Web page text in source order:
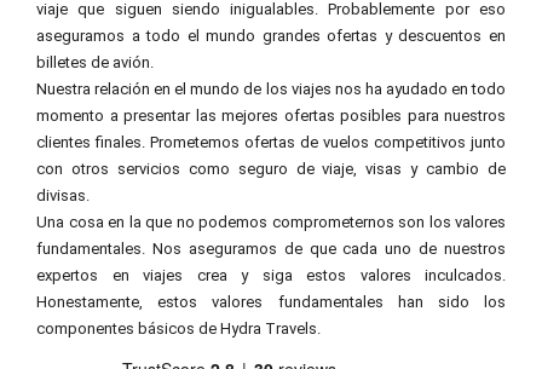
viaje que siguen siendo inigualables. Probablemente por eso
aseguramos a todo el mundo grandes ofertas y descuentos en
billetes de avión.
Nuestra relación en el mundo de los viajes nos ha ayudado en todo
momento a presentar las mejores ofertas posibles para nuestros
clientes finales. Prometemos ofertas de vuelos competitivos junto
con otros servicios como seguro de viaje, visas y cambio de
divisas.
Una cosa en la que no podemos comprometernos son los valores
fundamentales. Nos aseguramos de que cada uno de nuestros
expertos en viajes crea y siga estos valores inculcados.
Honestamente, estos valores fundamentales han sido los
componentes básicos de Hydra Travels.